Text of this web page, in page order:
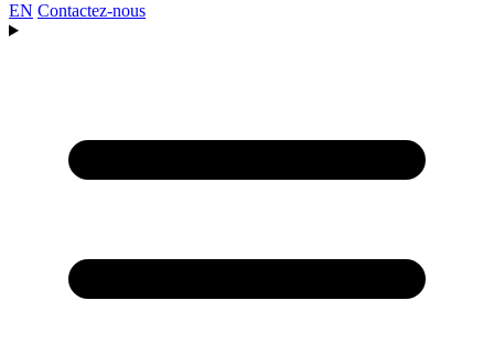
EN Contactez-nous